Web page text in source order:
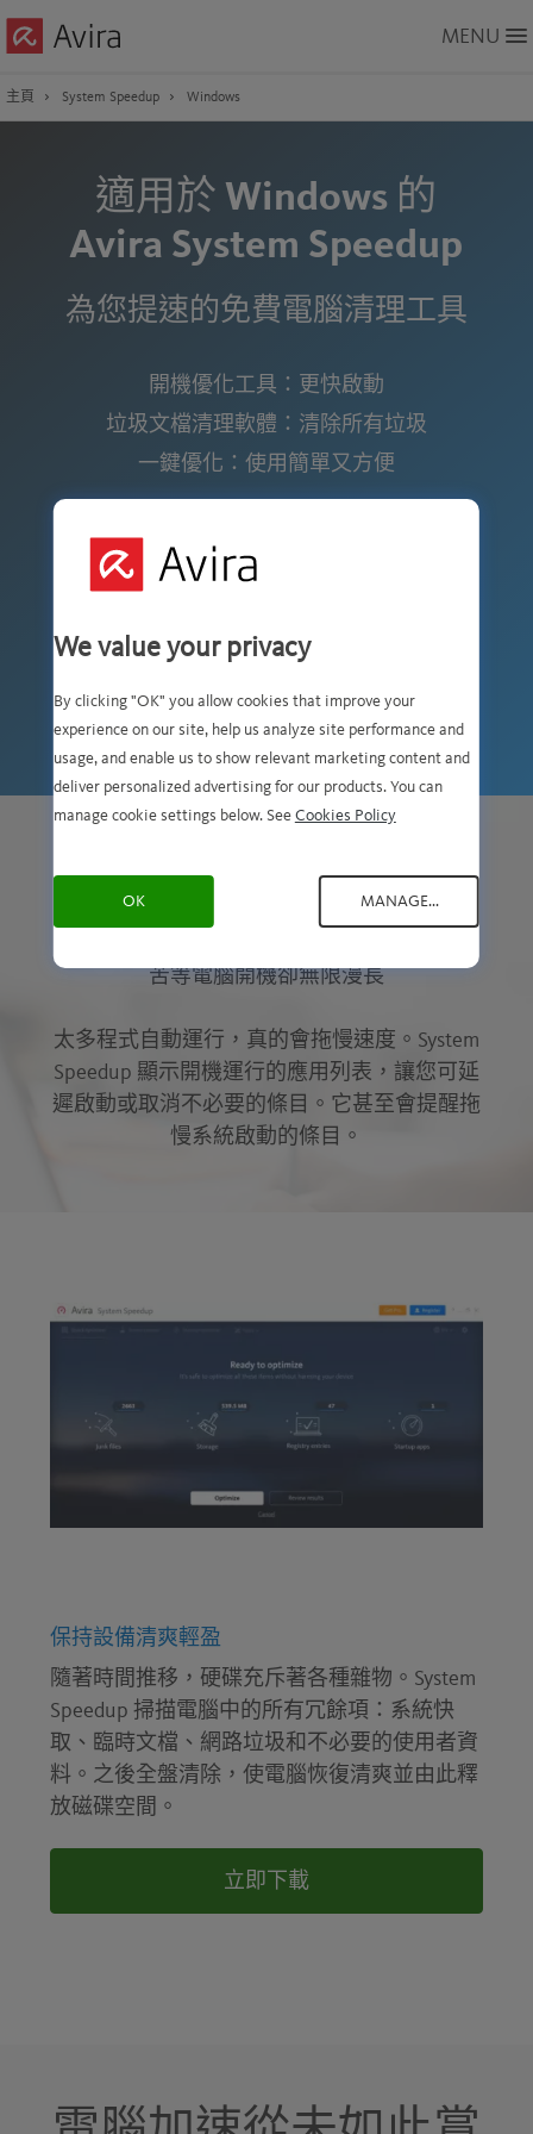
to
Content
MENU
主頁 System Speedup Windows
適用於 Windows 的
Avira System Speedup
為您提速的免費電腦清理工具
開機優化工具：更快啟動
垃圾文檔清理軟體：清除所有垃圾
一鍵優化：使用簡單又方便
免費下載
因為生命有限
苦等電腦開機卻無限漫長
太多程式自動運行，真的會拖慢速度。System
Speedup 顯示開機運行的應用列表，讓您可延
遲啟動或取消不必要的條目。它甚至會提醒拖
慢系統啟動的條目。
保持設備清爽輕盈
隨著時間推移，硬碟充斥著各種雜物。System
Speedup 掃描電腦中的所有冗餘項：系統快
取、臨時文檔、網路垃圾和不必要的使用者資
料。之後全盤清除，使電腦恢復清爽並由此釋
放磁碟空間。
立即下載
We value your privacy
By clicking "OK" you allow cookies that improve your
experience on our site, help us analyze site performance and
usage, and enable us to show relevant marketing content and
deliver personalized advertising for our products. You can
manage cookie settings below. See Cookies Policy
OK MANAGE...